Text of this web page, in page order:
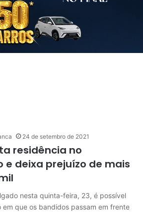
24 de setembro de 2021
residência no
e deixa prejuízo de mais
nesta quinta-feira, 23, é possível
em que os bandidos passam em frente